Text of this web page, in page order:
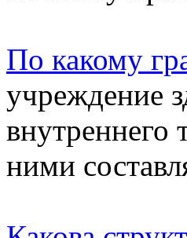
По какому
учреждение
внутреннего
ними